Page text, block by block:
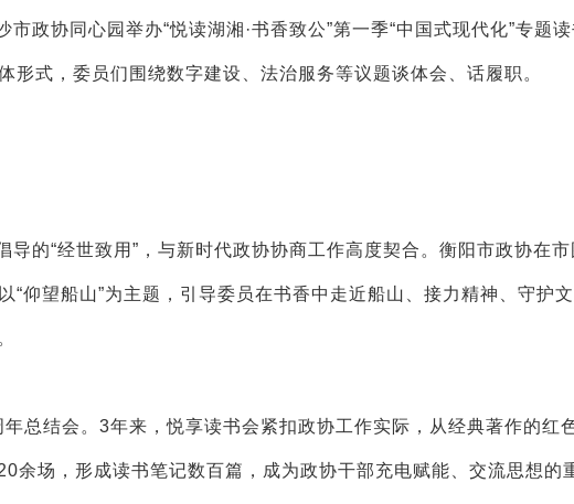
政协同心园举办“悦读湖湘·书香致公”第一季“中国式现代化”专题读
形式，委员们围绕数字建设、法治服务等议题谈体会、话履职。
的“经世致用”，与新时代政协协商工作高度契合。衡阳市政协在
“仰望船山”为主题，引导委员在书香中走近船山、接力精神、守护
总结会。3年来，悦享读书会紧扣政协工作实际，从经典著作的红
余场，形成读书笔记数百篇，成为政协干部充电赋能、交流思想的